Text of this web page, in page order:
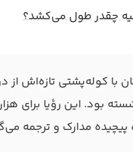
چقدر طول می‌کشد؟
با کوله‌پشتی تازه‌اش
بود. این رؤیا برای
مدارک و ترجمه